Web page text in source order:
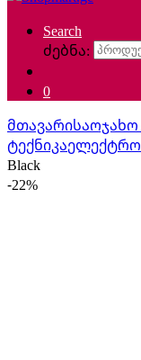
Search
ძებნა:
0
მთავარისაოჯახო
ტექნიკაელექტრო
Black
-22%